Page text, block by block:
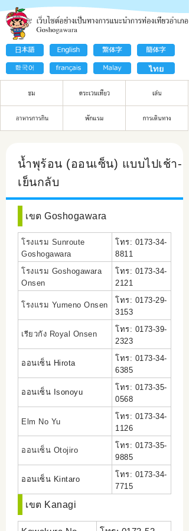
น้ำพุร้อน (ออนเซ็น) แบบไปเช้า-
เย็นกลับ
เขต Goshogawara
โรงแรม Sunroute
Goshogawara
โทร: 0173-34-
8811
โรงแรม Goshogawara
Onsen
โทร: 0173-34-
2121
โรงแรม Yumeno Onsen
โทร: 0173-29-
3153
เรียวกัง Royal Onsen
โทร: 0173-39-
2323
ออนเซ็น Hirota
โทร: 0173-34-
6385
ออนเซ็น Isonoyu
โทร: 0173-35-
0568
Elm No Yu
โทร: 0173-34-
1126
ออนเซ็น Otojiro
โทร: 0173-35-
9885
ออนเซ็น Kintaro
โทร: 0173-34-
7715
เขต Kanagi